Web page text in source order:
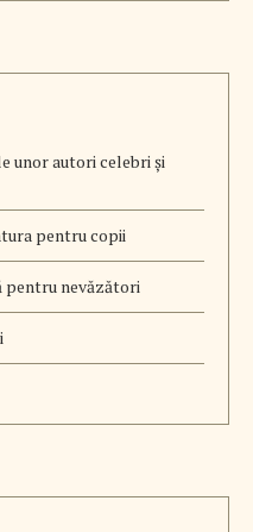
unor autori celebri și
pentru copii
pentru nevăzători